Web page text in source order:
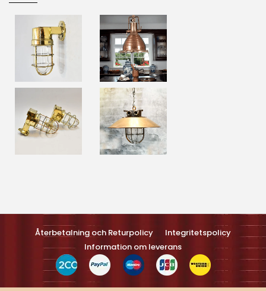
Återbetalning och Returpolicy
Integritetspolicy
Information om leverans
Turns on site high speed to be attractive feller people and search
engines.